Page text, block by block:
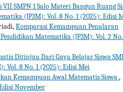
SMPN 1 Salo Materi Bangun Ruang
(JP3M): Vol. 8 No. 1 (2025): Edisi
Komparasi Kemampuan Penalaran
Matematika (JP3M): Vol. 2
Ditinjau Dari Gaya Belajar Siswa
Vol. 8 No. 1 (2025): Edisi Mei
Kemampuan Awal Matematis Siswa,
November